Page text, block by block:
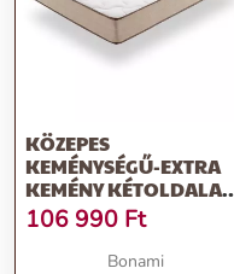
KÖZEPES
KEMÉNYSÉGŰ-EXTRA
KEMÉNY KÉTOLDALAS
HAB MATRAC 80X200
CM BAMBOO ECO
FRESH – MOONIA
106 990 Ft
Bonami